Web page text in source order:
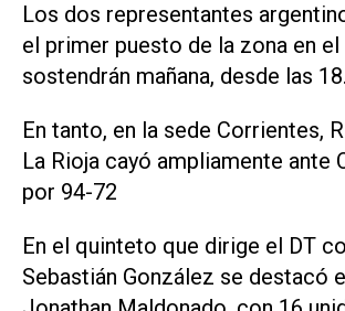
Los dos representantes
el primer puesto de la zona en
sostendrán mañana, desde las
En tanto, en la sede Corrientes,
La Rioja cayó ampliamente ante
por 94-72
En el quinteto que dirige el DT
Sebastián González se destacó